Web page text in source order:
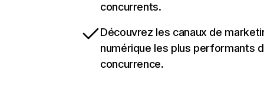
concurrents.
Découvrez les canaux de
numérique les plus performants
concurrence.